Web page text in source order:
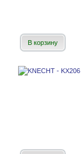
В корзину